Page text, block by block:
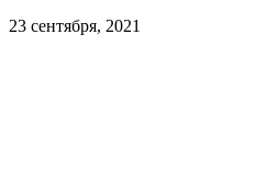
23 сентября, 2021